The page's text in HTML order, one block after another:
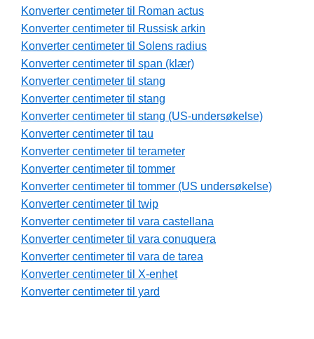
Konverter centimeter til Roman actus
Konverter centimeter til Russisk arkin
Konverter centimeter til Solens radius
Konverter centimeter til span (klær)
Konverter centimeter til stang
Konverter centimeter til stang
Konverter centimeter til stang (US-undersøkelse)
Konverter centimeter til tau
Konverter centimeter til terameter
Konverter centimeter til tommer
Konverter centimeter til tommer (US undersøkelse)
Konverter centimeter til twip
Konverter centimeter til vara castellana
Konverter centimeter til vara conuquera
Konverter centimeter til vara de tarea
Konverter centimeter til X-enhet
Konverter centimeter til yard